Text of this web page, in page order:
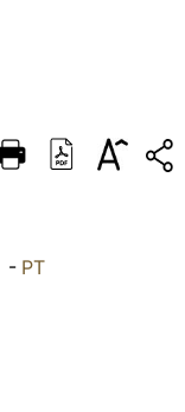
DEUTSCH
العربيّة - PT